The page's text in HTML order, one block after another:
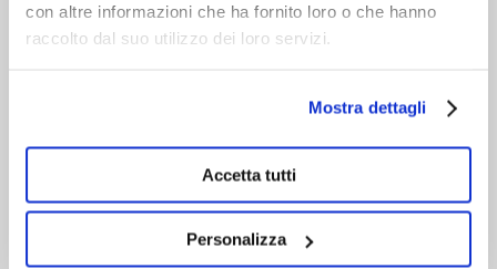
con altre informazioni che ha fornito loro o che hanno
raccolto dal suo utilizzo dei loro servizi.
Mostra dettagli
Accetta tutti
Personalizza